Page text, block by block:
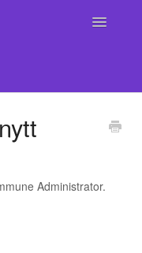
Toggle
Administrator.